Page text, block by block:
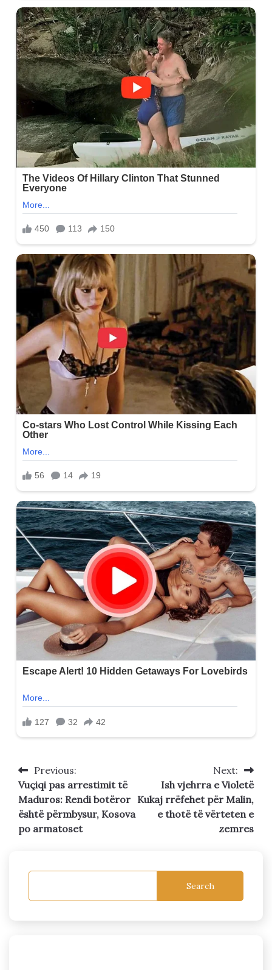
Post
navigation
Previous:
Vuçiqi pas arrestimit të
Maduros: Rendi botëror
është përmbysur, Kosova
po armatoset
Next:
Ish vjehrra e Violetë
Kukaj rrëfehet për Malin,
e thotë të vërteten e
zemres
Search